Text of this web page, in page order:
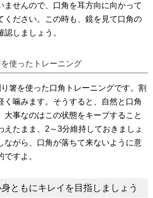
ませんので、口角を耳方向に向かって
ください。この時も、鏡を見て口角の
しましょう。
使ったトレーニング
箸を使った口角トレーニングです。割
く噛みます。そうすると、自然と口角
大事なのはこの状態をキープすること
えたまま、2～3分維持しておきましょ
ながら、口角が落ちて来ないように意
すよ。
ともにキレイを目指しましょう